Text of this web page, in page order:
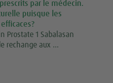
par le médecin.
puisque les
Prostate 1 Sabalasan
rechange aux ...